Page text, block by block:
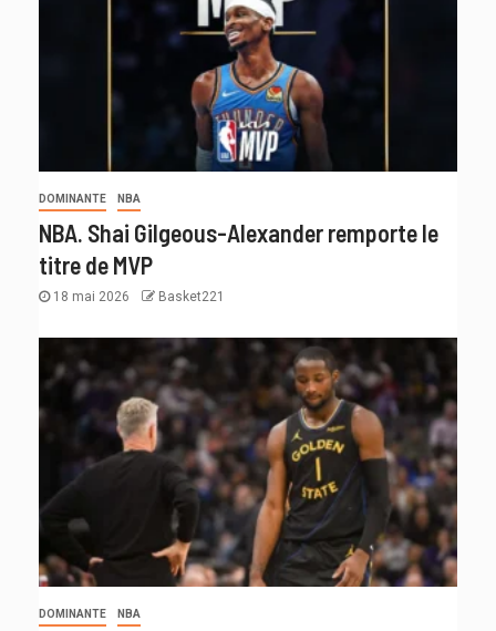
DOMINANTE NBA
NBA. Shai Gilgeous-Alexander remporte le
titre de MVP
18 mai 2026 Basket221
DOMINANTE NBA